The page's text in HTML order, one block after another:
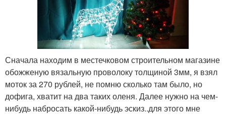
Сначала находим в местечковом строительном магазине
обожженую вязальную проволоку толщиной 3мм, я взял
моток за 270 рублей, не помню сколько там было, но
дофига, хватит на два таких оленя. Далее нужно на чем-
нибудь набросать какой-нибудь эскиз..для этого мне